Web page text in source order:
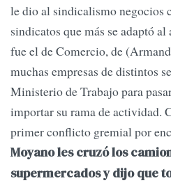
le dio al sindicalismo negocios
sindicatos que más se adaptó
fue el de Comercio, de
muchas empresas de distintos
Ministerio de Trabajo para
importar su rama de actividad.
primer conflicto gremial por
Moyano les cruzó los
supermercados y dijo que